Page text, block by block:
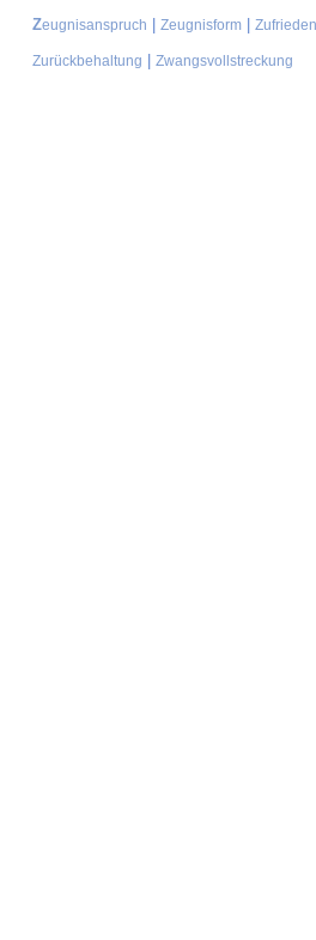
Zeugnisanspruch Zeugnisform
Zurückbehaltung Zwangsvollstreckung